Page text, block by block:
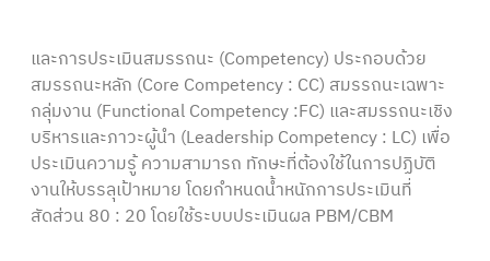
และการประเมินสมรรถนะ (Competency) ประกอบด้วย
สมรรถนะหลัก (Core Competency : CC) สมรรถนะเฉพาะ
กลุ่มงาน (Functional Competency :FC) และสมรรถนะเชิง
บริหารและภาวะผู้นำ (Leadership Competency : LC) เพื่อ
ประเมินความรู้ ความสามารถ ทักษะที่ต้องใช้ในการปฏิบัติ
งานให้บรรลุเป้าหมาย โดยกำหนดน้ำหนักการประเมินที่
สัดส่วน 80 : 20 โดยใช้ระบบประเมินผล PBM/CBM